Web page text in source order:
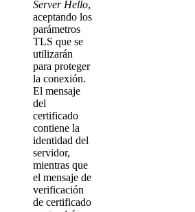
Server Hello,
aceptando los
parámetros
TLS que se
utilizarán
para proteger
la conexión.
El mensaje
del
certificado
contiene la
identidad del
servidor,
mientras que
el mensaje de
verificación
de certificado